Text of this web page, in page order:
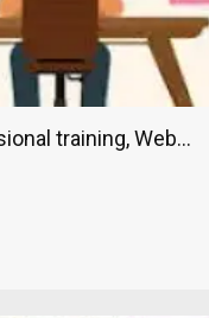
93 training, Web